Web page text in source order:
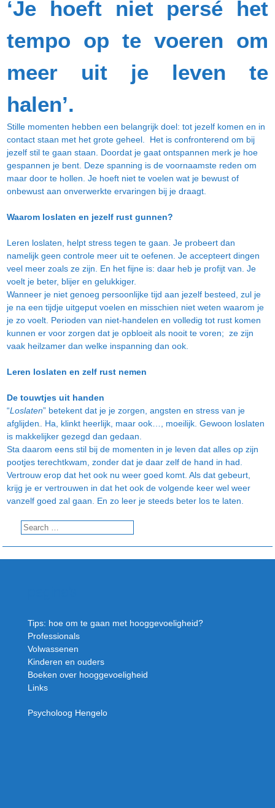
‘Je hoeft niet persé het
tempo op te voeren om
meer uit je leven te
halen’.
Stille momenten hebben een belangrijk doel: tot jezelf komen en in
contact staan met het grote geheel. Het is confronterend om bij
jezelf stil te gaan staan. Doordat je gaat ontspannen merk je hoe
gespannen je bent. Deze spanning is de voornaamste reden om
maar door te hollen. Je hoeft niet te voelen wat je bewust of
onbewust aan onverwerkte ervaringen bij je draagt.
Waarom loslaten en jezelf rust gunnen?
Leren loslaten, helpt stress tegen te gaan. Je probeert dan
namelijk geen controle meer uit te oefenen. Je accepteert dingen
veel meer zoals ze zijn. En het fijne is: daar heb je profijt van. Je
voelt je beter, blijer en gelukkiger.
Wanneer je niet genoeg persoonlijke tijd aan jezelf besteed, zul je
je na een tijdje uitgeput voelen en misschien niet weten waarom je
je zo voelt. Perioden van niet-handelen en volledig tot rust komen
kunnen er voor zorgen dat je opbloeit als nooit te voren; ze zijn
vaak heilzamer dan welke inspanning dan ook.
Leren loslaten en zelf rust nemen
De touwtjes uit handen
“Loslaten” betekent dat je je zorgen, angsten en stress van je
afglijden
. Ha, klinkt heerlijk, maar ook…, moeilijk. Gewoon loslaten
is makkelijker gezegd dan gedaan.
Sta daarom eens stil bij de momenten in je leven dat alles op zijn
pootjes terechtkwam, zonder dat je daar zelf de hand in had.
Vertrouw erop dat het ook nu weer goed komt. Als dat gebeurt,
krijg je er vertrouwen in dat het ook de volgende keer wel weer
vanzelf goed zal gaan. En zo leer je steeds beter los te laten.
Tips: hoe om te gaan met hooggevoeligheid?
Professionals
Volwassenen
Kinderen en ouders
Boeken over hooggevoeligheid
Links
Psycholoog Hengelo